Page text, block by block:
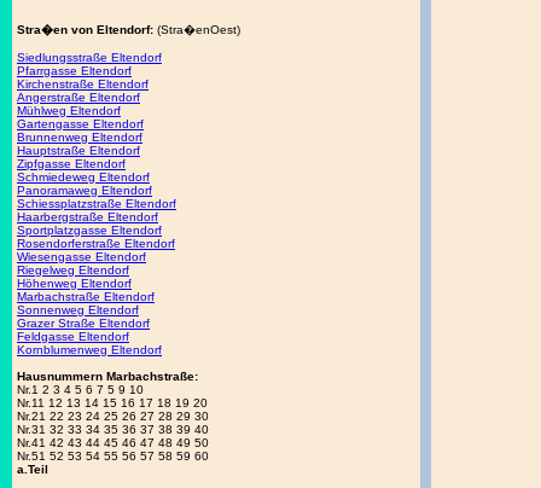
Stra�en von Eltendorf: (Stra�enOest)
Siedlungsstraße Eltendorf
Pfarrgasse Eltendorf
Kirchenstraße Eltendorf
Angerstraße Eltendorf
Mühlweg Eltendorf
Gartengasse Eltendorf
Brunnenweg Eltendorf
Hauptstraße Eltendorf
Zipfgasse Eltendorf
Schmiedeweg Eltendorf
Panoramaweg Eltendorf
Schiessplatzstraße Eltendorf
Haarbergstraße Eltendorf
Sportplatzgasse Eltendorf
Rosendorferstraße Eltendorf
Wiesengasse Eltendorf
Riegelweg Eltendorf
Höhenweg Eltendorf
Marbachstraße Eltendorf
Sonnenweg Eltendorf
Grazer Straße Eltendorf
Feldgasse Eltendorf
Kornblumenweg Eltendorf
Hausnummern Marbachstraße:
Nr.1 2 3 4 5 6 7 5 9 10
Nr.11 12 13 14 15 16 17 18 19 20
Nr.21 22 23 24 25 26 27 28 29 30
Nr.31 32 33 34 35 36 37 38 39 40
Nr.41 42 43 44 45 46 47 48 49 50
Nr.51 52 53 54 55 56 57 58 59 60
a.Teil